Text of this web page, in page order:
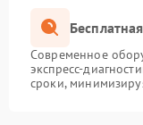
Современное
экспресс-
сроки,